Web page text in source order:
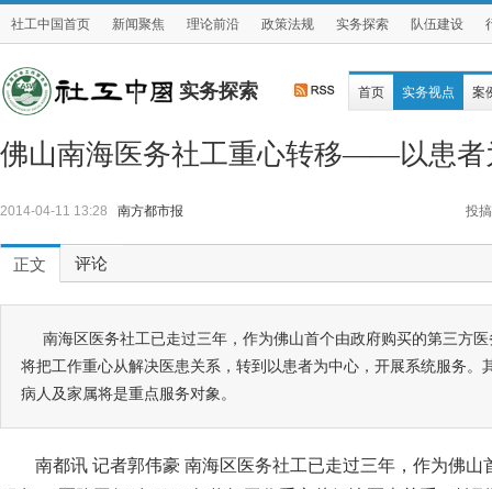
社工中国首页 新闻聚焦 理论前沿 政策法规 实务探索 队伍建设
实务探索 首页 实务视点 案
佛山南海医务社工重心转移——以患者
2014-04-11 13:28 南方都市报 投搞
正文 评论
南海区医务社工已走过三年，作为佛山首个由政府购买的第三方
将把工作重心从解决医患关系，转到以患者为中心，开展系统服务。
病人及家属将是重点服务对象。
南都讯 记者郭伟豪 南海区医务社工已走过三年，作为佛